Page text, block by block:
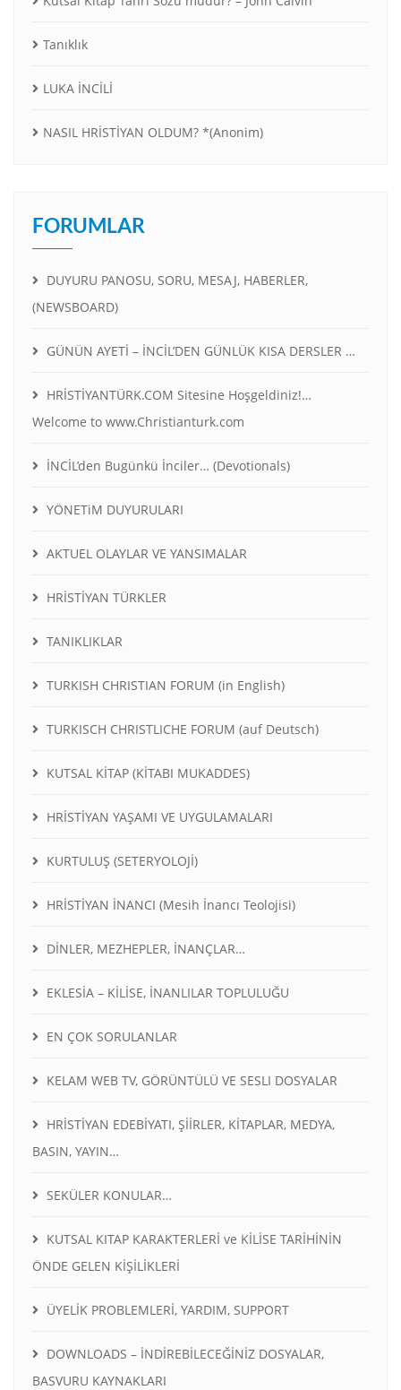
Tanıklık
LUKA İNCİLİ
NASIL HRİSTİYAN OLDUM? *(Anonim)
FORUMLAR
DUYURU PANOSU, SORU, MESAJ, HABERLER,
(NEWSBOARD)
GÜNÜN AYETİ – İNCİL’DEN GÜNLÜK KISA DERSLER …
HRİSTİYANTÜRK.COM Sitesine Hoşgeldiniz!…
Welcome to www.Christianturk.com
İNCİL’den Bugünkü İnciler… (Devotionals)
YÖNETiM DUYURULARI
AKTUEL OLAYLAR VE YANSIMALAR
HRİSTİYAN TÜRKLER
TANIKLIKLAR
TURKISH CHRISTIAN FORUM (in English)
TURKISCH CHRISTLICHE FORUM (auf Deutsch)
KUTSAL KİTAP (KİTABI MUKADDES)
HRİSTİYAN YAŞAMI VE UYGULAMALARI
KURTULUŞ (SETERYOLOJİ)
HRİSTİYAN İNANCI (Mesih İnancı Teolojisi)
DİNLER, MEZHEPLER, İNANÇLAR…
EKLESİA – KİLİSE, İNANLILAR TOPLULUĞU
EN ÇOK SORULANLAR
KELAM WEB TV, GÖRÜNTÜLÜ VE SESLI DOSYALAR
HRİSTİYAN EDEBİYATI, ŞİİRLER, KİTAPLAR, MEDYA,
BASIN, YAYIN…
SEKÜLER KONULAR…
KUTSAL KITAP KARAKTERLERİ ve KİLİSE TARİHİNİN
ÖNDE GELEN KİŞİLİKLERİ
ÜYELİK PROBLEMLERİ, YARDIM, SUPPORT
DOWNLOADS – İNDİREBİLECEĞİNİZ DOSYALAR,
BASVURU KAYNAKLARI